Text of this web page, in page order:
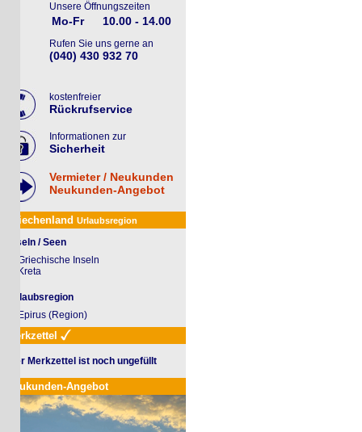
Unsere Öffnungszeiten
Mo-Fr 10.00 - 14.00
Rufen Sie uns gerne an
(040) 430 932 70
kostenfreier
Rückrufservice
Informationen zur
Sicherheit
Vermieter / Neukunden
Neukunden-Angebot
Urlaubsregion
/ Seen
Inseln
(Region)
Merkzettel ist noch ungefüllt
Angebot